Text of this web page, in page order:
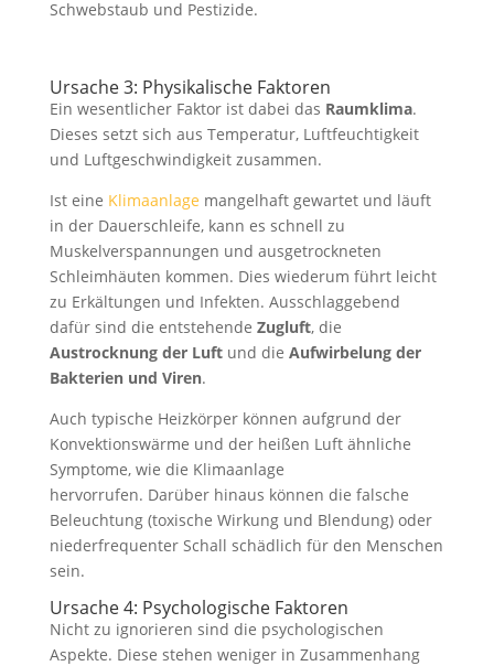
Schwebstaub und Pestizide.
Ursache 3: Physikalische Faktoren
Ein wesentlicher Faktor ist dabei das Raumklima.
Dieses setzt sich aus Temperatur, Luftfeuchtigkeit
und Luftgeschwindigkeit zusammen.
Ist eine Klimaanlage mangelhaft gewartet und läuft
in der Dauerschleife, kann es schnell zu
Muskelverspannungen und ausgetrockneten
Schleimhäuten kommen. Dies wiederum führt leicht
zu Erkältungen und Infekten. Ausschlaggebend
dafür sind die entstehende Zugluft, die
Austrocknung der Luftund die Aufwirbelung der
Bakterien und Viren.
Auch typische Heizkörper können aufgrund der
Konvektionswärme und der heißen Luft ähnliche
Symptome, wie die Klimaanlage
hervorrufen. Darüber hinaus können die falsche
Beleuchtung (toxische Wirkung und Blendung) oder
niederfrequenter Schall schädlich für den Menschen
sein.
Ursache 4: Psychologische Faktoren
Nicht zu ignorieren sind die psychologischen
Aspekte. Diese stehen weniger in Zusammenhang